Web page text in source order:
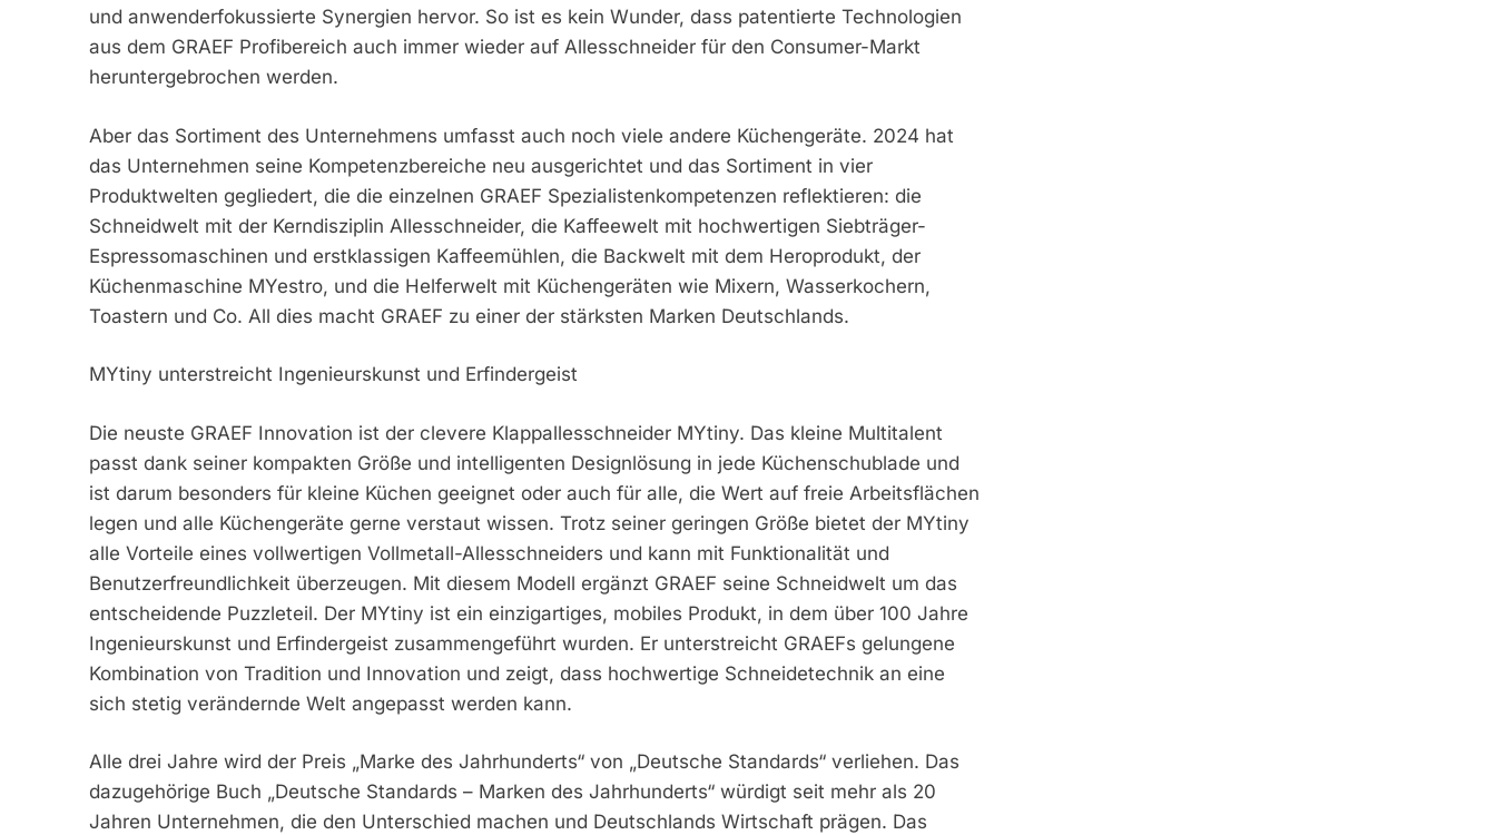
und anwenderfokussierte Synergien hervor. So ist es kein Wunder, dass patentierte Technologien
aus dem GRAEF Profibereich auch immer wieder auf Allesschneider für den Consumer-Markt
heruntergebrochen werden.
Aber das Sortiment des Unternehmens umfasst auch noch viele andere Küchengeräte. 2024 hat
das Unternehmen seine Kompetenzbereiche neu ausgerichtet und das Sortiment in vier
Produktwelten gegliedert, die die einzelnen GRAEF Spezialistenkompetenzen reflektieren: die
Schneidwelt mit der Kerndisziplin Allesschneider, die Kaffeewelt mit hochwertigen Siebträger-
Espressomaschinen und erstklassigen Kaffeemühlen, die Backwelt mit dem Heroprodukt, der
Küchenmaschine MYestro, und die Helferwelt mit Küchengeräten wie Mixern, Wasserkochern,
Toastern und Co. All dies macht GRAEF zu einer der stärksten Marken Deutschlands.
MYtiny unterstreicht Ingenieurskunst und Erfindergeist
Die neuste GRAEF Innovation ist der clevere Klappallesschneider MYtiny. Das kleine Multitalent
passt dank seiner kompakten Größe und intelligenten Designlösung in jede Küchenschublade und
ist darum besonders für kleine Küchen geeignet oder auch für alle, die Wert auf freie Arbeitsflächen
legen und alle Küchengeräte gerne verstaut wissen. Trotz seiner geringen Größe bietet der MYtiny
alle Vorteile eines vollwertigen Vollmetall-Allesschneiders und kann mit Funktionalität und
Benutzerfreundlichkeit überzeugen. Mit diesem Modell ergänzt GRAEF seine Schneidwelt um das
entscheidende Puzzleteil. Der MYtiny ist ein einzigartiges, mobiles Produkt, in dem über 100 Jahre
Ingenieurskunst und Erfindergeist zusammengeführt wurden. Er unterstreicht GRAEFs gelungene
Kombination von Tradition und Innovation und zeigt, dass hochwertige Schneidetechnik an eine
sich stetig verändernde Welt angepasst werden kann.
Alle drei Jahre wird der Preis „Marke des Jahrhunderts“ von „Deutsche Standards“ verliehen. Das
dazugehörige Buch „Deutsche Standards – Marken des Jahrhunderts“ würdigt seit mehr als 20
Jahren Unternehmen, die den Unterschied machen und Deutschlands Wirtschaft prägen. Das